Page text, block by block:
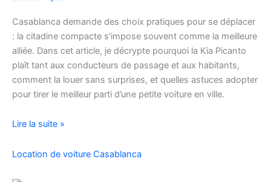
Casablanca demande des choix pratiques pour se déplacer
: la citadine compacte s’impose souvent comme la meilleure
alliée. Dans cet article, je décrypte pourquoi la Kia Picanto
plaît tant aux conducteurs de passage et aux habitants,
comment la louer sans surprises, et quelles astuces adopter
pour tirer le meilleur parti d’une petite voiture en ville.
louez
:
Lire la suite »
Location de voiture Casablanca